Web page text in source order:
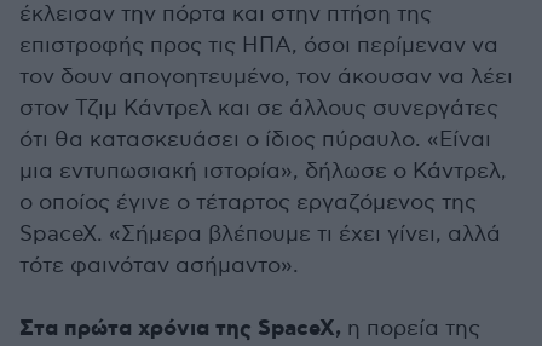
έκλεισαν την πόρτα και στην πτήση της
επιστροφής προς τις ΗΠΑ, όσοι περίμεναν να
τον δουν απογοητευμένο, τον άκουσαν να λέει
στον Τζιμ Κάντρελ και σε άλλους συνεργάτες
ότι θα κατασκευάσει ο ίδιος πύραυλο. «Είναι
μια εντυπωσιακή ιστορία», δήλωσε ο Κάντρελ,
ο οποίος έγινε ο τέταρτος εργαζόμενος της
SpaceX. «Σήμερα βλέπουμε τι έχει γίνει, αλλά
τότε φαινόταν ασήμαντο».
Στα πρώτα χρόνια της SpaceX, η πορεία της